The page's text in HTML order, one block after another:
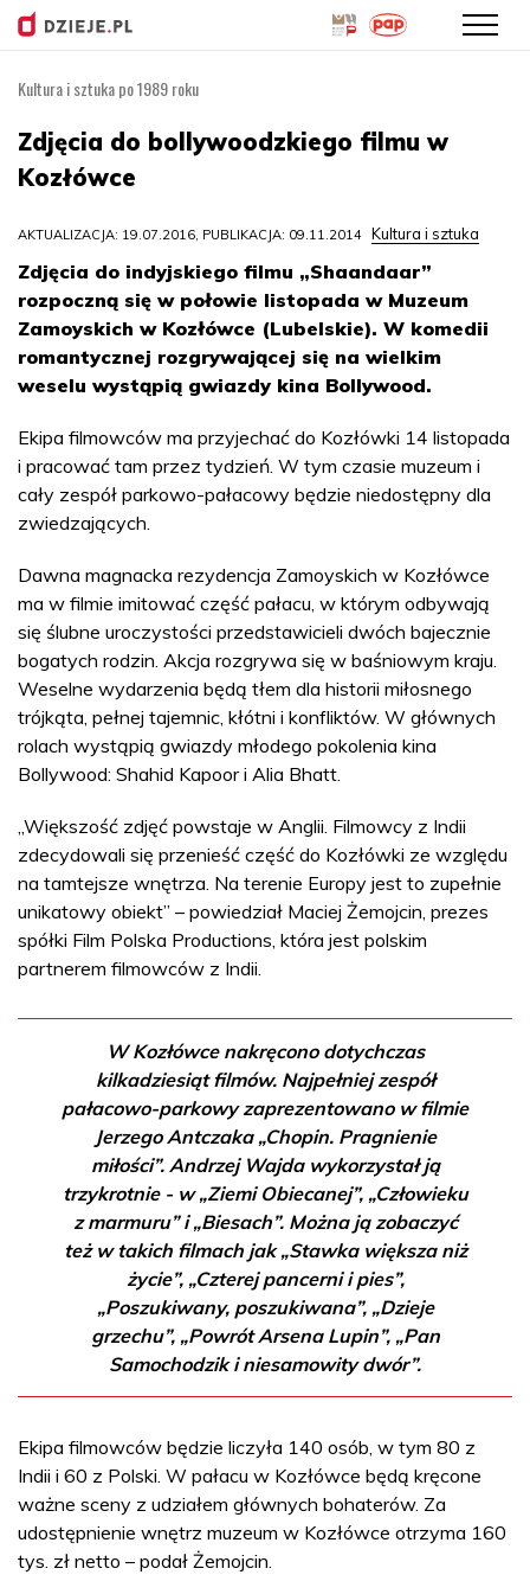
treści
Kultura i sztuka po 1989 roku
Zdjęcia do bollywoodzkiego filmu w
Kozłówce
AKTUALIZACJA: 19.07.2016, PUBLIKACJA: 09.11.2014 Kultura i sztuka
Zdjęcia do indyjskiego filmu „Shaandaar”
rozpoczną się w połowie listopada w Muzeum
Zamoyskich w Kozłówce (Lubelskie). W komedii
romantycznej rozgrywającej się na wielkim
weselu wystąpią gwiazdy kina Bollywood.
Ekipa filmowców ma przyjechać do Kozłówki 14 listopada
i pracować tam przez tydzień. W tym czasie muzeum i
cały zespół parkowo-pałacowy będzie niedostępny dla
zwiedzających.
Dawna magnacka rezydencja Zamoyskich w Kozłówce
ma w filmie imitować część pałacu, w którym odbywają
się ślubne uroczystości przedstawicieli dwóch bajecznie
bogatych rodzin. Akcja rozgrywa się w baśniowym kraju.
Weselne wydarzenia będą tłem dla historii miłosnego
trójkąta, pełnej tajemnic, kłótni i konfliktów. W głównych
rolach wystąpią gwiazdy młodego pokolenia kina
Bollywood: Shahid Kapoor i Alia Bhatt.
„Większość zdjęć powstaje w Anglii. Filmowcy z Indii
zdecydowali się przenieść część do Kozłówki ze względu
na tamtejsze wnętrza. Na terenie Europy jest to zupełnie
unikatowy obiekt” – powiedział Maciej Żemojcin, prezes
spółki Film Polska Productions, która jest polskim
partnerem filmowców z Indii.
W Kozłówce nakręcono dotychczas
kilkadziesiąt filmów. Najpełniej zespół
pałacowo-parkowy zaprezentowano w filmie
Jerzego Antczaka „Chopin. Pragnienie
miłości”. Andrzej Wajda wykorzystał ją
trzykrotnie - w „Ziemi Obiecanej”, „Człowieku
z marmuru” i „Biesach”. Można ją zobaczyć
też w takich filmach jak „Stawka większa niż
życie”, „Czterej pancerni i pies”,
„Poszukiwany, poszukiwana”, „Dzieje
grzechu”, „Powrót Arsena Lupin”, „Pan
Samochodzik i niesamowity dwór”.
Ekipa filmowców będzie liczyła 140 osób, w tym 80 z
Indii i 60 z Polski. W pałacu w Kozłówce będą kręcone
ważne sceny z udziałem głównych bohaterów. Za
udostępnienie wnętrz muzeum w Kozłówce otrzyma 160
tys. zł netto – podał Żemojcin.